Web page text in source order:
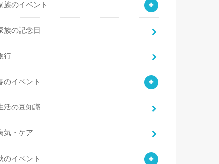
族のイベント
族の記念日
行
のイベント
活の豆知識
気・ケア
のイベント